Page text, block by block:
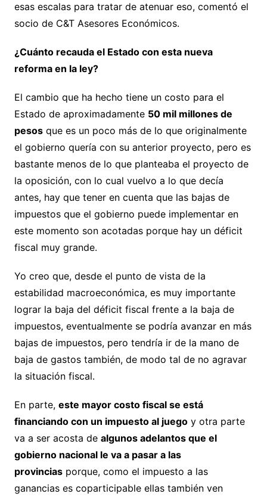
esas escalas para tratar de atenuar eso, comentó el
socio de C&T Asesores Económicos.
¿Cuánto recauda el Estado con esta nueva
reforma en la ley?
El cambio que ha hecho tiene un costo para el
Estado de aproximadamente 50 mil millones de
pesosque es un poco más de lo que originalmente
el gobierno quería con su anterior proyecto, pero es
bastante menos de lo que planteaba el proyecto de
la oposición, con lo cual vuelvo a lo que decía
antes, hay que tener en cuenta que las bajas de
impuestos que el gobierno puede implementar en
este momento son acotadas porque hay un déficit
fiscal muy grande.
Yo creo que, desde el punto de vista de la
estabilidad macroeconómica, es muy importante
lograr la baja del déficit fiscal frente a la baja de
impuestos, eventualmente se podría avanzar en más
bajas de impuestos, pero tendría ir de la mano de
baja de gastos también, de modo tal de no agravar
la situación fiscal.
En parte, este mayor costo fiscal se está
financiando con un impuesto al juegoy otra parte
va a ser acosta de algunos adelantos que el
gobierno nacional le va a pasar a las
provinciasporque, como el impuesto a las
ganancias es coparticipable ellas también ven